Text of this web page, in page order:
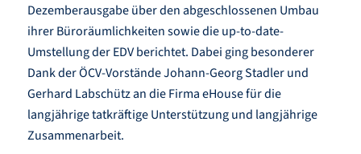
Dezemberausgabe über den abgeschlossenen Umbau
ihrer Büroräumlichkeiten sowie die up-to-date-
Umstellung der EDV berichtet. Dabei ging besonderer
Dank der ÖCV-Vorstände Johann-Georg Stadler und
Gerhard Labschütz an die Firma eHouse für die
langjährige tatkräftige Unterstützung und langjährige
Zusammenarbeit.